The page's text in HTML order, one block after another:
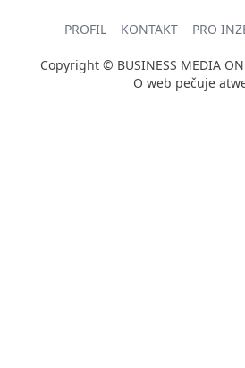
PROFIL KONTAKT PRO
Copyright © BUSINESS MEDIA